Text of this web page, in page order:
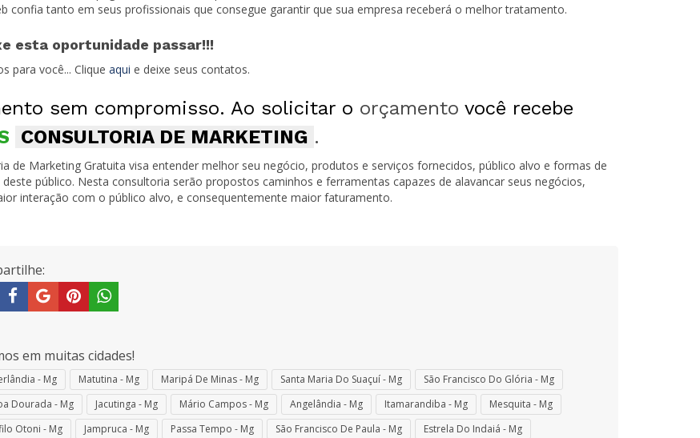
confia tanto em seus profissionais que consegue garantir que sua empresa receberá o melhor tratamento.
esta oportunidade passar!!!
para você... Clique aqui e deixe seus contatos.
sem compromisso. Ao solicitar o orçamento você recebe
CONSULTORIA DE MARKETING .
de Marketing Gratuita visa entender melhor seu negócio, produtos e serviços fornecidos, público alvo e formas de
público. Nesta consultoria serão propostos caminhos e ferramentas capazes de alavancar seus negócios,
interação com o público alvo, e consequentemente maior faturamento.
em muitas cidades!
- Mg Matutina - Mg Maripá De Minas - Mg Santa Maria Do Suaçuí - Mg
São Francisco Do Glória - Mg
Dourada - Mg
Jacutinga - Mg Mário Campos - Mg Angelândia - Mg Itamarandiba - Mg
Mesquita - Mg
Otoni - Mg
Jampruca - Mg Passa Tempo - Mg São Francisco De Paula - Mg
Estrela Do Indaiá - Mg